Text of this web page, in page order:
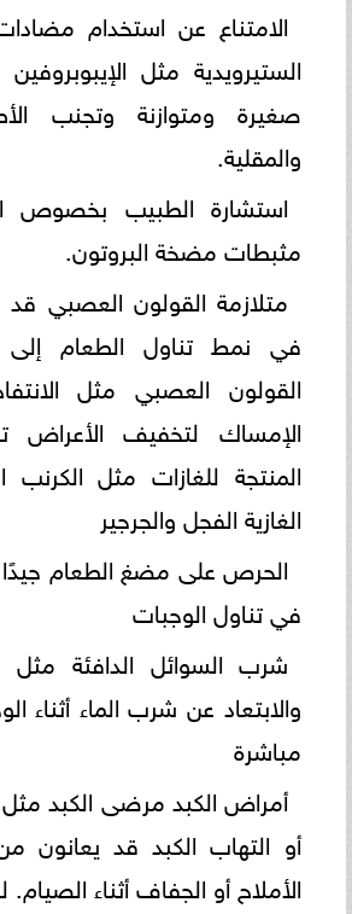
الامتناع عن استخدام
الستيرويدية مثل
صغيرة ومتوازنة وتجنب
والمقلية.
استشارة الطبيب بخصوص
مثبطات مضخة البروتون.
متلازمة القولون العصبي قد
في نمط تناول الطعام
القولون العصبي مثل
الإمساك لتخفيف الأعراض
المنتجة للغازات مثل الكرنب
الغازية الفجل والجرجير
الحرص على مضغ الطعام
في تناول الوجبات
شرب السوائل الدافئة مثل
والابتعاد عن شرب الماء أثناء
مباشرة
أمراض الكبد مرضى الكبد مثل
أو التهاب الكبد قد يعانون
الأملاح أو الجفاف أثناء الصيام.